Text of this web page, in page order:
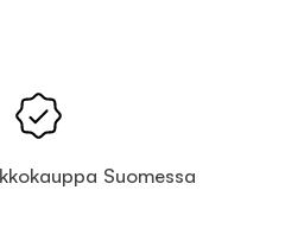
Suomessa